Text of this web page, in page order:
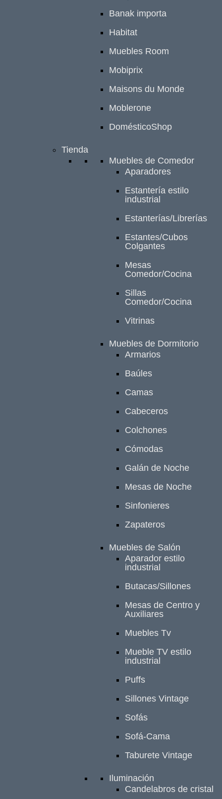
Banak importa
Habitat
Muebles Room
Mobiprix
Maisons du Monde
Moblerone
DomésticoShop
Tienda
Muebles de Comedor
Aparadores
Estantería estilo
industrial
Estanterías/Librerías
Estantes/Cubos
Colgantes
Mesas
Comedor/Cocina
Sillas
Comedor/Cocina
Vitrinas
Muebles de Dormitorio
Armarios
Baúles
Camas
Cabeceros
Colchones
Cómodas
Galán de Noche
Mesas de Noche
Sinfonieres
Zapateros
Muebles de Salón
Aparador estilo
industrial
Butacas/Sillones
Mesas de Centro y
Auxiliares
Muebles Tv
Mueble TV estilo
industrial
Puffs
Sillones Vintage
Sofás
Sofá-Cama
Taburete Vintage
Iluminación
Candelabros de cristal